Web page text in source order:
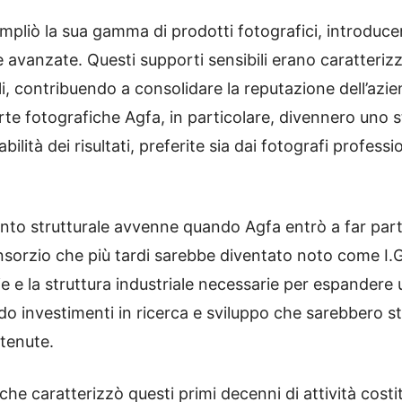
la sua gamma di prodotti fotografici,
avanzate. Questi supporti sensibili erano
contribuendo a consolidare la reputazione
fotografiche Agfa, in particolare, divennero uno
dei risultati, preferite sia dai fotografi
strutturale avvenne quando Agfa entrò a far
che più tardi sarebbe diventato noto come
e la struttura industriale necessarie per
investimenti in ricerca e sviluppo che sarebbero
caratterizzò questi primi decenni di attività